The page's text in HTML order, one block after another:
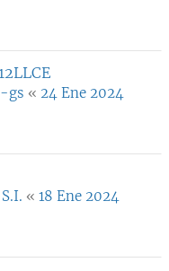
gs « 24 Ene 2024
« 18 Ene 2024